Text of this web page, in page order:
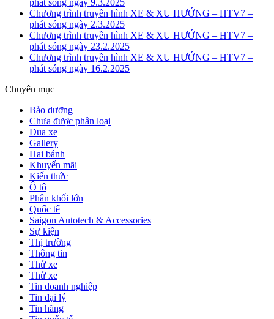
Chương trình truyền hình XE & XU HƯỚNG – HTV7 –
phát sóng ngày 2.3.2025
Chương trình truyền hình XE & XU HƯỚNG – HTV7 –
phát sóng ngày 23.2.2025
Chương trình truyền hình XE & XU HƯỚNG – HTV7 –
phát sóng ngày 16.2.2025
Chuyên mục
Bảo dưỡng
Chưa được phân loại
Đua xe
Gallery
Hai bánh
Khuyến mãi
Kiến thức
Ô tô
Phân khối lớn
Quốc tế
Saigon Autotech & Accessories
Sự kiện
Thị trường
Thông tin
Thử xe
Thử xe
Tin doanh nghiệp
Tin đại lý
Tin hãng